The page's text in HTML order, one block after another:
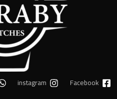
Facebook
instagram